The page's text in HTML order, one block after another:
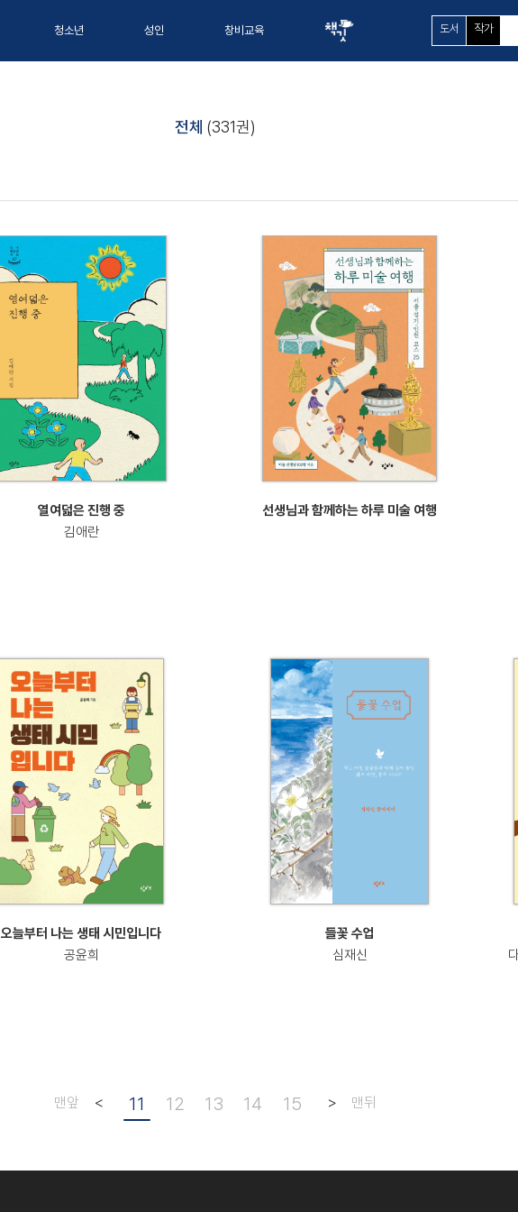
청소년 성인 창비교육 도서 작가
전체 (331권)
열여덟은 진행 중
김애란
선생님과 함께하는 하루 미술 여행
오늘부터 나는 생태 시민입니다
공윤희
들꽃 수업
심재신
맨앞 < 11 12 13 14 15 > 맨뒤